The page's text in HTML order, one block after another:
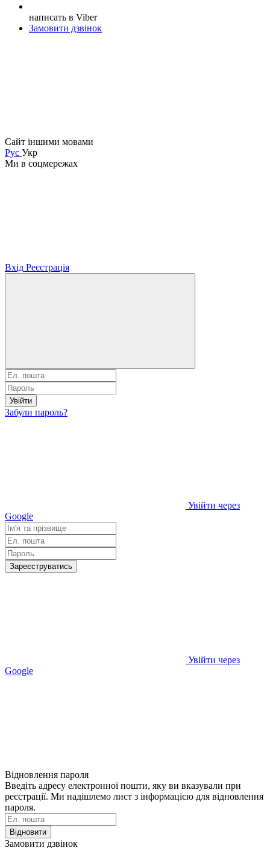
написать в Viber
Замовити дзвінок
Сайт іншими мовами
Рус Укр
Ми в соцмережах
Вхід Реєстрація
Увійти
Забули пароль?
Увійти через
Google
Зареєструватись
Увійти через
Google
Відновлення пароля
Введіть адресу електронної пошти, яку ви вказували при
реєстрації. Ми надішлемо лист з інформацією для відновлення
пароля.
Відновити
Замовити дзвінок